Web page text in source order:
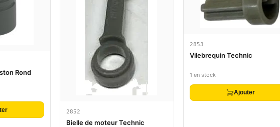
Rond
2852
Bielle de moteur Technic
2853
Vilebrequin Technic
1 en stock
Ajouter